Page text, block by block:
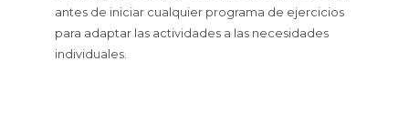
antes de iniciar cualquier programa de ejercicios
para adaptar las actividades a las necesidades
individuales.